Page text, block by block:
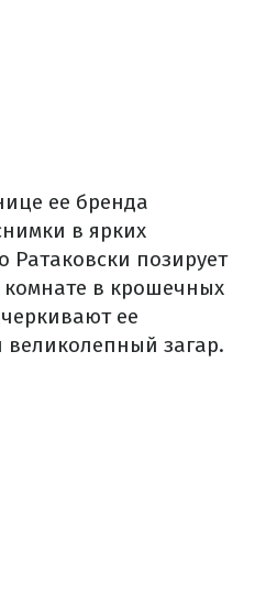
ее бренда
в ярких
Ратаковски позирует
в крошечных
ее
загар.